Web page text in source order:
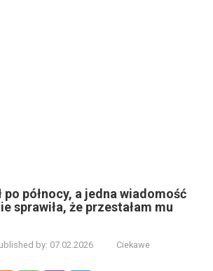
po północy, a jedna wiadomość
sprawiła, że przestałam mu
by: 07.02.2026
Ciekawe